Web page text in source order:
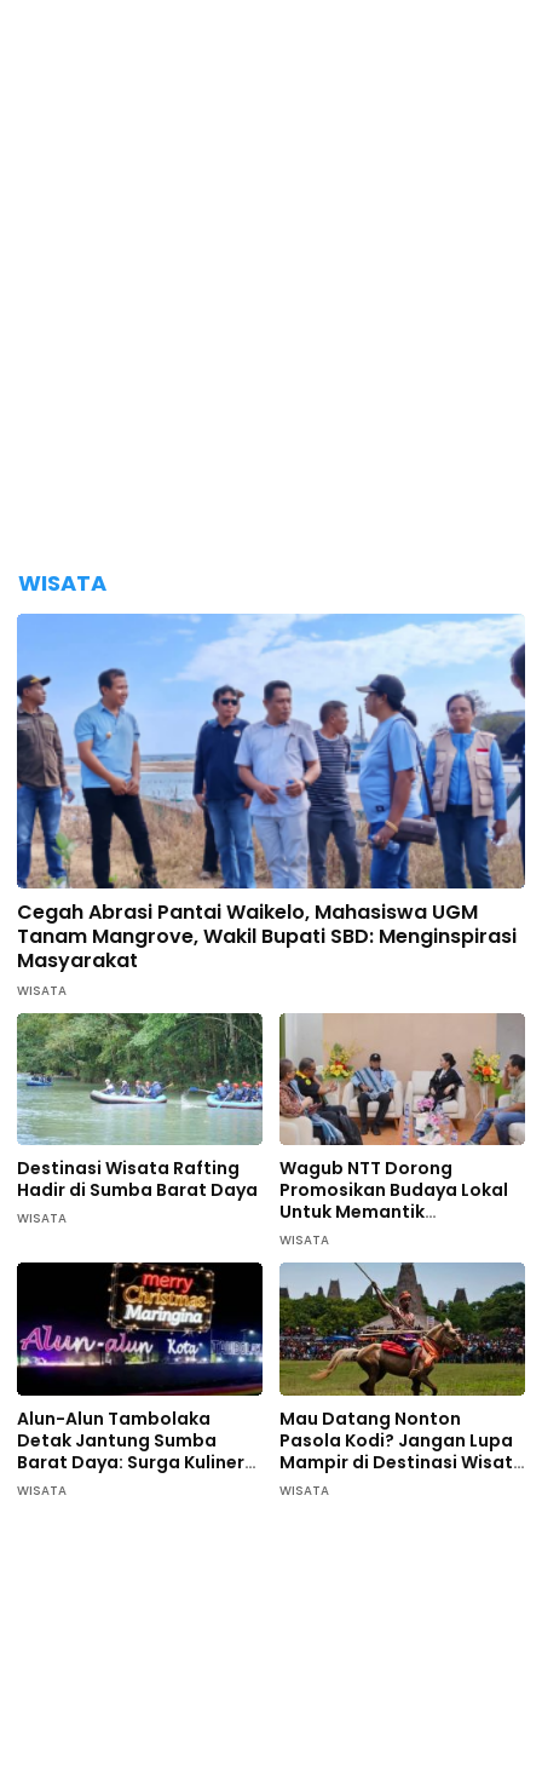
WISATA
Cegah Abrasi Pantai Waikelo, Mahasiswa UGM
Tanam Mangrove, Wakil Bupati SBD: Menginspirasi
Masyarakat
WISATA
Destinasi Wisata Rafting
Hadir di Sumba Barat Daya
WISATA
Wagub NTT Dorong
Promosikan Budaya Lokal
Untuk Memantik
Wisatawan Datang di
WISATA
Alun-Alun Tambolaka
Detak Jantung Sumba
Barat Daya: Surga Kuliner
Pelaku UMKM
WISATA
Mau Datang Nonton
Pasola Kodi? Jangan Lupa
Mampir di Destinasi Wisata
ini…
WISATA